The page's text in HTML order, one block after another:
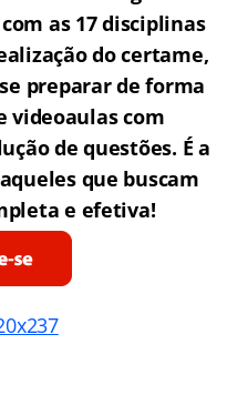
as 17 disciplinas
do certame,
preparar de forma
videoaulas com
de questões. É a
que buscam
e efetiva!